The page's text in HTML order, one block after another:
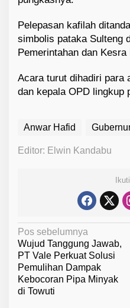
Pelepasan kafilah
simbolis pataka Sulteng
Pemerintahan dan Kesra
Acara turut dihadiri para
dan kepala OPD lingkup
Anwar Hafid
Editor: Elwin Kandabu
N
a
v
i
Pos sebelumnya
Wujud Tanggung Jawab,
PT Vale Perkuat Solusi
Pemulihan Dampak
Kebocoran Pipa Minyak
di Towuti